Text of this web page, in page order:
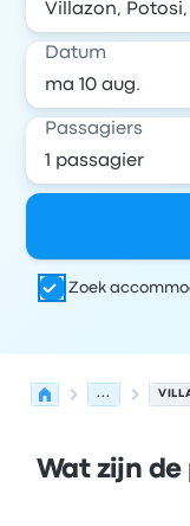
Datum
Passagiers
Zoek
...
Wat zijn